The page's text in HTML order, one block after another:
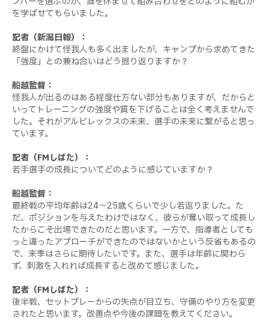
を学ばせてもらいました。
記者（新潟日報）：
終盤にかけて怪我人も多く出ましたが、キャンプから求めてきた
「強度」との兼ね合いはどう振り返りますか？
船越監督：
怪我人が出るのはある程度仕方ない部分もありますが、だからと
いってトレーニングの強度や質を下げることは全く考えませんで
した。それがアルビレックスの未来、選手の未来に繋がると思っ
ています。
記者（FMしばた）：
若手選手の成長についてどのように感じていますか？
船越監督：
最終戦の平均年齢は24〜25歳くらいで少し若返りました。た
だ、ポジションを与えたわけではなく、彼らが奪い取って成長し
たからこそ出場できたのだと思います。一方で、指導者としても
っと違ったアプローチができたのではないかという反省もあるの
で、来季はさらに期待したいです。また、選手は年齢に関わら
ず、刺激を入れれば成長すると改めて感じました。
記者（FMしばた）：
後半戦、セットプレーからの失点が目立ち、守備のやり方を変更
されたと思います。改善点や今後の課題を教えてください。